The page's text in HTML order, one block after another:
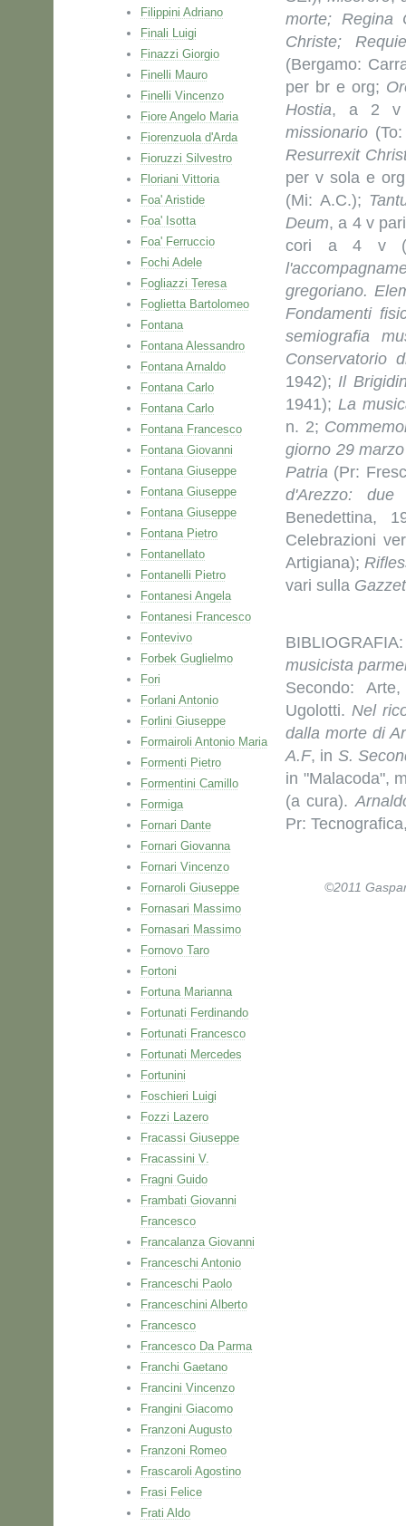
Filippini Adriano
Finali Luigi
Finazzi Giorgio
Finelli Mauro
Finelli Vincenzo
Fiore Angelo Maria
Fiorenzuola d'Arda
Fioruzzi Silvestro
Floriani Vittoria
Foa' Aristide
Foa' Isotta
Foa' Ferruccio
Fochi Adele
Fogliazzi Teresa
Foglietta Bartolomeo
Fontana
Fontana Alessandro
Fontana Arnaldo
Fontana Carlo
Fontana Carlo
Fontana Francesco
Fontana Giovanni
Fontana Giuseppe
Fontana Giuseppe
Fontana Giuseppe
Fontana Pietro
Fontanellato
Fontanelli Pietro
Fontanesi Angela
Fontanesi Francesco
Fontevivo
Forbek Guglielmo
Fori
Forlani Antonio
Forlini Giuseppe
Formairoli Antonio Maria
Formenti Pietro
Formentini Camillo
Formiga
Fornari Dante
Fornari Giovanna
Fornari Vincenzo
Fornaroli Giuseppe
Fornasari Massimo
Fornasari Massimo
Fornovo Taro
Fortoni
Fortuna Marianna
Fortunati Ferdinando
Fortunati Francesco
Fortunati Mercedes
Fortunini
Foschieri Luigi
Fozzi Lazero
Fracassi Giuseppe
Fracassini V.
Fragni Guido
Frambati Giovanni
Francesco
Francalanza Giovanni
Franceschi Antonio
Franceschi Paolo
Franceschini Alberto
Francesco
Francesco Da Parma
Franchi Gaetano
Francini Vincenzo
Frangini Giacomo
Franzoni Augusto
Franzoni Romeo
Frascaroli Agostino
Frasi Felice
Frati Aldo
morte; Regina
Christe;
(Bergamo:
per br e org;
Hostia, a 2 v
missionario
Resurrexit
per v sola e
(Mi: A.C.);
Deum, a 4 v
cori a 4 v
gregoriano.
Fondamenti
semiografia
Conservatorio
1942); Il
1941); La
n. 2;
giorno 29
Patria (Pr:
d'Arezzo:
Benedettina,
Celebrazioni
Artigiana);
vari sulla
musicista
Secondo:
Ugolotti. Nel
dalla morte di
A.F, in S.
in "Malacoda",
(a cura).
Pr:
©2011